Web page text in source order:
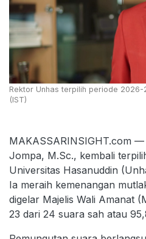
Rektor Unhas terpilih periode
(IST)
MAKASSARINSIGHT.com
Jompa, M.Sc., kembali
Universitas Hasanuddin
Ia meraih kemenangan
digelar Majelis Wali Amanat
23 dari 24 suara sah atau